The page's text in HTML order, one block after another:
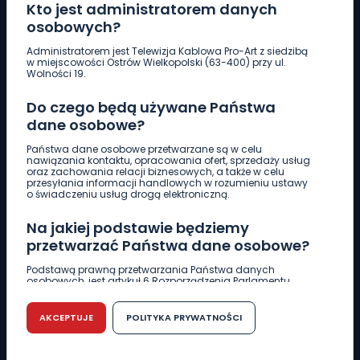
Kto jest administratorem danych
osobowych?
Administratorem jest Telewizja Kablowa Pro-Art z siedzibą
w miejscowości Ostrów Wielkopolski (63-400) przy ul.
Wolności 19.
Do czego będą używane Państwa
dane osobowe?
Państwa dane osobowe przetwarzane są w celu
nawiązania kontaktu, opracowania ofert, sprzedaży usług
oraz zachowania relacji biznesowych, a także w celu
przesyłania informacji handlowych w rozumieniu ustawy
o świadczeniu usług drogą elektroniczną.
Na jakiej podstawie będziemy
przetwarzać Państwa dane osobowe?
Podstawą prawną przetwarzania Państwa danych
osobowych, jest artykuł 6 Rozporządzenia Parlamentu
r. w sprawie ochrony osób fizycznych w związku z
przetwarzaniem danych osobowych w sprawie
swobodnego przepływu takich danych oraz uchylenia
dyrektywy 95/46/WE (RODO).
AKCEPTUJE POLITYKA PRYWATNOŚCI
Pobierz logotyp
LINIA INTERWENCYJNA
661 997 997
REDAKCJA
62 735 22 22redakcja@wlkp24.info
62 735 01 85 reklama@wlkp24.info
WIADOMOŚCI
CIEKAWOSTKI